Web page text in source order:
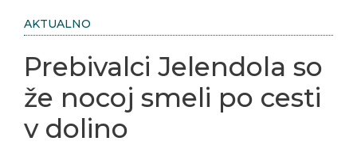
AKTUALNO
Prebivalci Jelendola so
že nocoj smeli po cesti
v dolino